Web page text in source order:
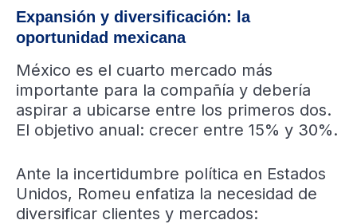
Expansión y diversificación: la
oportunidad mexicana
México es el cuarto mercado más
importante para la compañía y debería
aspirar a ubicarse entre los primeros dos.
El objetivo anual: crecer entre 15% y 30%.
Ante la incertidumbre política en Estados
Unidos, Romeu enfatiza la necesidad de
diversificar clientes y mercados: